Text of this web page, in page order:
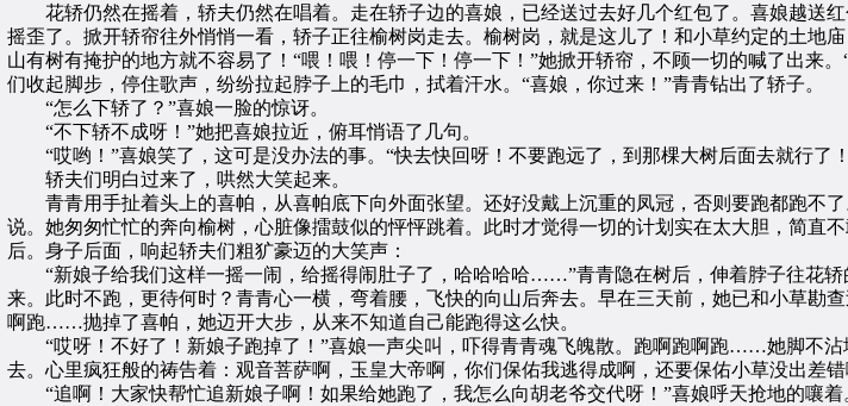
花轿仍然在摇着，轿夫仍然在唱着。走在轿子边的喜娘，已经送过去好几个红包了。喜娘越送
摇歪了。掀开轿帘往外悄悄一看，轿子正往榆树岗走去。榆树岗，就是这儿了！和小草约定的土地
山有树有掩护的地方就不容易了！“喂！喂！停一下！停一下！”她掀开轿帘，不顾一切的喊了出来
们收起脚步，停住歌声，纷纷拉起脖子上的毛巾，拭着汗水。“喜娘，你过来！”青青钻出了轿子。
“怎么下轿了？”喜娘一脸的惊讶。
“不下轿不成呀！”她把喜娘拉近，俯耳悄语了几句。
“哎哟！”喜娘笑了，这可是没办法的事。“快去快回呀！不要跑远了，到那棵大树后面去就行了
轿夫们明白过来了，哄然大笑起来。
青青用手扯着头上的喜帕，从喜帕底下向外面张望。还好没戴上沉重的凤冠，否则要跑都跑不
说。她匆匆忙忙的奔向榆树，心脏像擂鼓似的怦怦跳着。此时才觉得一切的计划实在太大胆，简直
后。身子后面，响起轿夫们粗犷豪迈的大笑声：
“新娘子给我们这样一摇一闹，给摇得闹肚子了，哈哈哈哈……”青青隐在树后，伸着脖子往花轿
来。此时不跑，更待何时？青青心一横，弯着腰，飞快的向山后奔去。早在三天前，她已和小草勘
啊跑……抛掉了喜帕，她迈开大步，从来不知道自己能跑得这么快。
“哎呀！不好了！新娘子跑掉了！”喜娘一声尖叫，吓得青青魂飞魄散。跑啊跑啊跑……她脚不
去。心里疯狂般的祷告着：观音菩萨啊，玉皇大帝啊，你们保佑我逃得成啊，还要保佑小草没出差
“追啊！大家快帮忙追新娘子啊！如果给她跑了，我怎么向胡老爷交代呀！”喜娘呼天抢地的嚷着